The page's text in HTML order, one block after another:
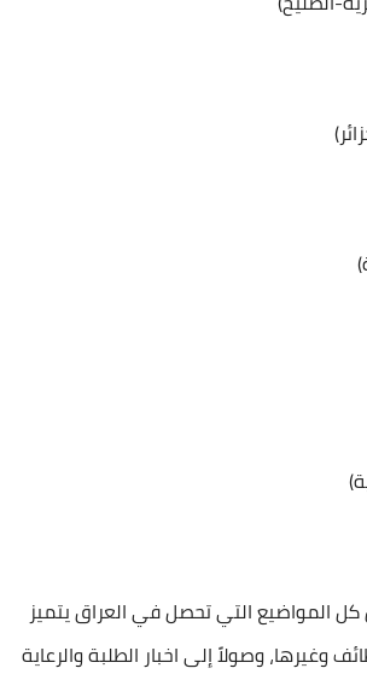
المواضيع التي تحصل في العراق يتميز
وغيرها، وصولاً إلى اخبار الطلبة والرعاية